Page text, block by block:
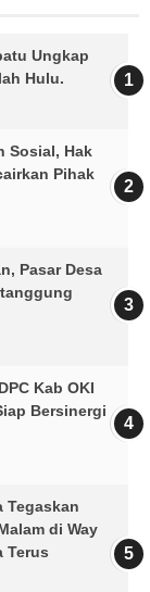
Ungkap
Hulu.
Sosial, Hak
Pihak
Pasar Desa
Kab OKI
Bersinergi
Tegaskan
di Way
Terus